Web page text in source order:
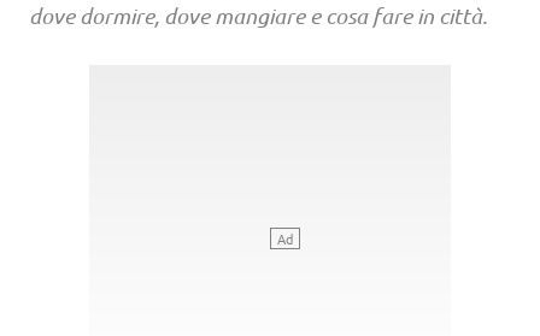
dove dormire, dove mangiare e cosa fare in città.